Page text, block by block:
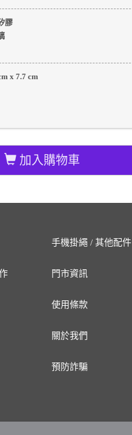
膠
x 7.7 cm
加入購物車
手機掛繩 / 其他配件
門市資訊
使用條款
關於我們
預防詐騙